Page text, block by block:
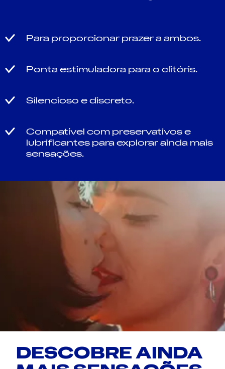
Para proporcionar prazer a ambos.
Ponta estimuladora para o clitóris.
Silencioso e discreto.
Compatível com preservativos e
lubrificantes para explorar ainda mais
sensações.
DESCOBRE AINDA